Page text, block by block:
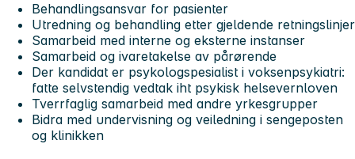
Behandlingsansvar for pasienter
Utredning og behandling etter gjeldende retningslinjer
Samarbeid med interne og eksterne instanser
Samarbeid og ivaretakelse av pårørende
Der kandidat er psykologspesialist i voksenpsykiatri:
fatte selvstendig vedtak iht psykisk helsevernloven
Tverrfaglig samarbeid med andre yrkesgrupper
Bidra med undervisning og veiledning i sengeposten
og klinikken